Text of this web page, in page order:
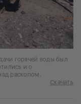
горячей воды был
и о
раскопом.
Скачать